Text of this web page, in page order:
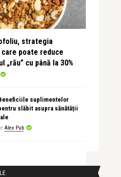
strategia
poate reduce
„rău” cu până la 30%
suplimentelor
slăbit asupra sănătății
Alex Pub